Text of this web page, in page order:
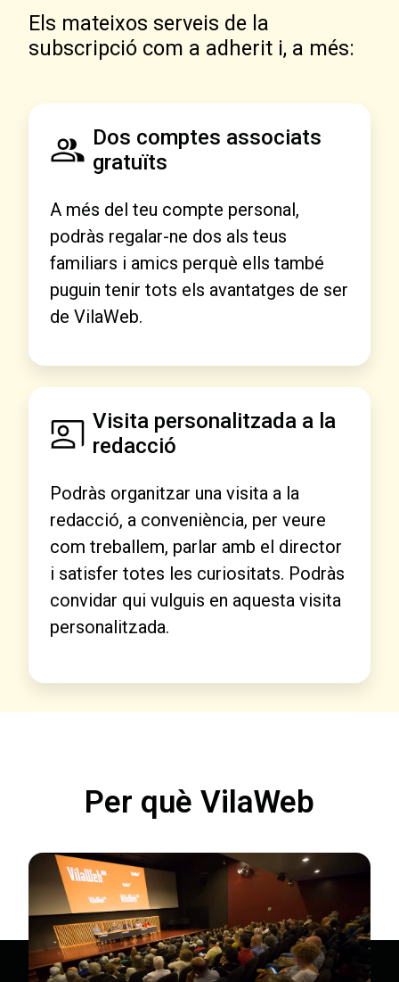
Els mateixos serveis de la
subscripció com a adherit i, a més:
Dos comptes associats
gratuïts
A més del teu compte personal,
podràs regalar-ne dos als teus
familiars i amics perquè ells també
puguin tenir tots els avantatges de ser
de VilaWeb.
Visita personalitzada a la
redacció
Podràs organitzar una visita a la
redacció, a conveniència, per veure
com treballem, parlar amb el director
i satisfer totes les curiositats. Podràs
convidar qui vulguis en aquesta visita
personalitzada.
Per què VilaWeb